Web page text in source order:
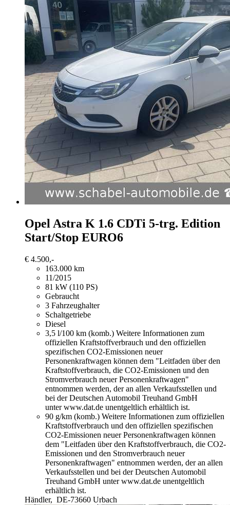
Opel Astra K 1.6 CDTi 5-trg. Edition
Start/Stop EURO6
€ 4.500,-
163.000 km
11/2015
81 kW (110 PS)
Gebraucht
3 Fahrzeughalter
Schaltgetriebe
Diesel
3,5 l/100 km (komb.) Weitere Informationen zum
offiziellen Kraftstoffverbrauch und den offiziellen
spezifischen CO2-Emissionen neuer
Personenkraftwagen können dem "Leitfaden über den
Kraftstoffverbrauch, die CO2-Emissionen und den
Stromverbrauch neuer Personenkraftwagen"
entnommen werden, der an allen Verkaufsstellen und
bei der Deutschen Automobil Treuhand GmbH
unter www.dat.de unentgeltlich erhältlich ist.
90 g/km (komb.) Weitere Informationen zum offiziellen
Kraftstoffverbrauch und den offiziellen spezifischen
CO2-Emissionen neuer Personenkraftwagen können
dem "Leitfaden über den Kraftstoffverbrauch, die CO2-
Emissionen und den Stromverbrauch neuer
Personenkraftwagen" entnommen werden, der an allen
Verkaufsstellen und bei der Deutschen Automobil
Treuhand GmbH unter www.dat.de unentgeltlich
erhältlich ist.
Händler, DE-73660 Urbach